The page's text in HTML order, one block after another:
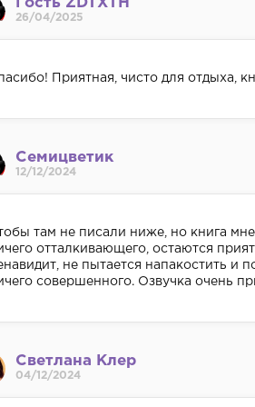
Гость ZDTXTH
26/04/2025
Приятная, чисто для отдыха,
Семицветик
12/12/2024
там не писали ниже, но книга
отталкивающего, остаются
не пытается напакостить и
совершенного. Озвучка очень
Светлана Клер
04/12/2024